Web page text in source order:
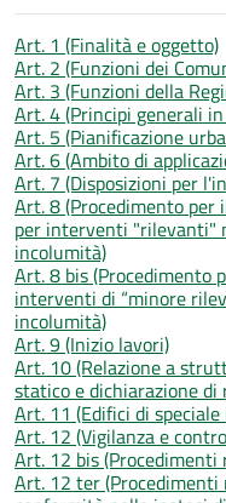
Art. 1 (Finalità e oggetto)
Art. 2 (Funzioni dei
Art. 3 (Funzioni della
Art. 4 (Principi generali
Art. 5 (Pianificazione
Art. 6 (Ambito di
Art. 7 (Disposizioni per
Art. 8 (Procedimento per
per interventi "rilevanti"
incolumità)
Art. 8 bis (Procedimento
interventi di “minore
incolumità)
Art. 9 (Inizio lavori)
Art. 10 (Relazione a
statico e dichiarazione di
Art. 11 (Edifici di
Art. 12 (Vigilanza e
Art. 12 bis
Art. 12 ter